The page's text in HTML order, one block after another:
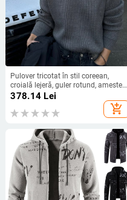
Pulover tricotat în stil coreean,
croială lejeră, guler rotund, amestec
acrilic/poliester/nylon
378.14 Lei
add_shopping_cart